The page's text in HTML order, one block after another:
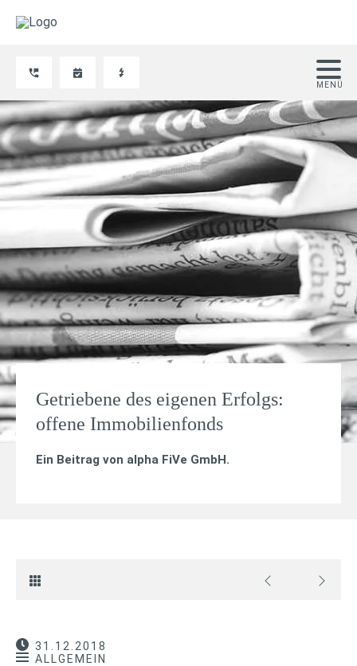
Getriebene des eigenen Erfolgs:
offene Immobilienfonds
Ein Beitrag von alpha FiVe GmbH.
31.12.2018
ALLGEMEIN